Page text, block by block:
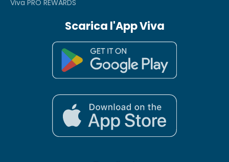
Viva PRO REWARDS
Scarica l'App Viva